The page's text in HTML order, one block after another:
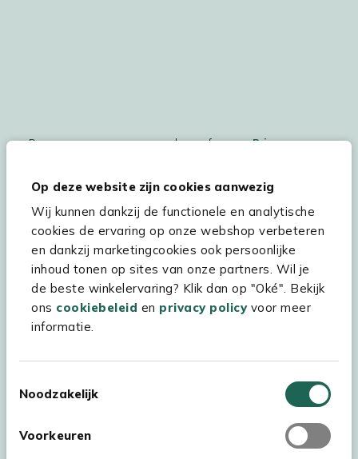
Op deze website zijn cookies aanwezig
Wij kunnen dankzij de functionele en analytische
cookies de ervaring op onze webshop verbeteren
en dankzij marketingcookies ook persoonlijke
inhoud tonen op sites van onze partners. Wil je
de beste winkelervaring? Klik dan op "Oké". Bekijk
ons cookiebeleid en privacy policyvoor meer
informatie.
Noodzakelijk
Voorkeuren
De persoonsgegegevens worden conform onsPrivacy
Hulp & service
Assortiment
Kees Smit Tuinmeubelen
Experience Stores XXL